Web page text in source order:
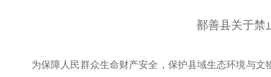
鄯善县关于禁
为保障人民群众生命财产安全，保护县域生态环境与